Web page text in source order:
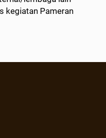
kegiatan Pameran